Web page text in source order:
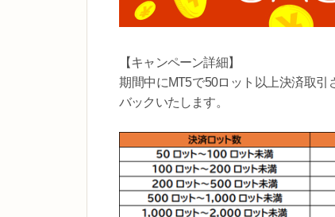
【キャンペーン詳細】
期間中にMT5で50ロット以上決済取
バックいたします。